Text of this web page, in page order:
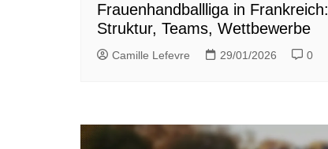
Frauenhandballliga in Frankreich:
Struktur, Teams, Wettbewerbe
Camille Lefevre 29/01/2026 0